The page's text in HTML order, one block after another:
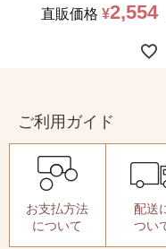
直販価格 ¥2,554
ご利用ガイド
お支払方法
について
配送
つい